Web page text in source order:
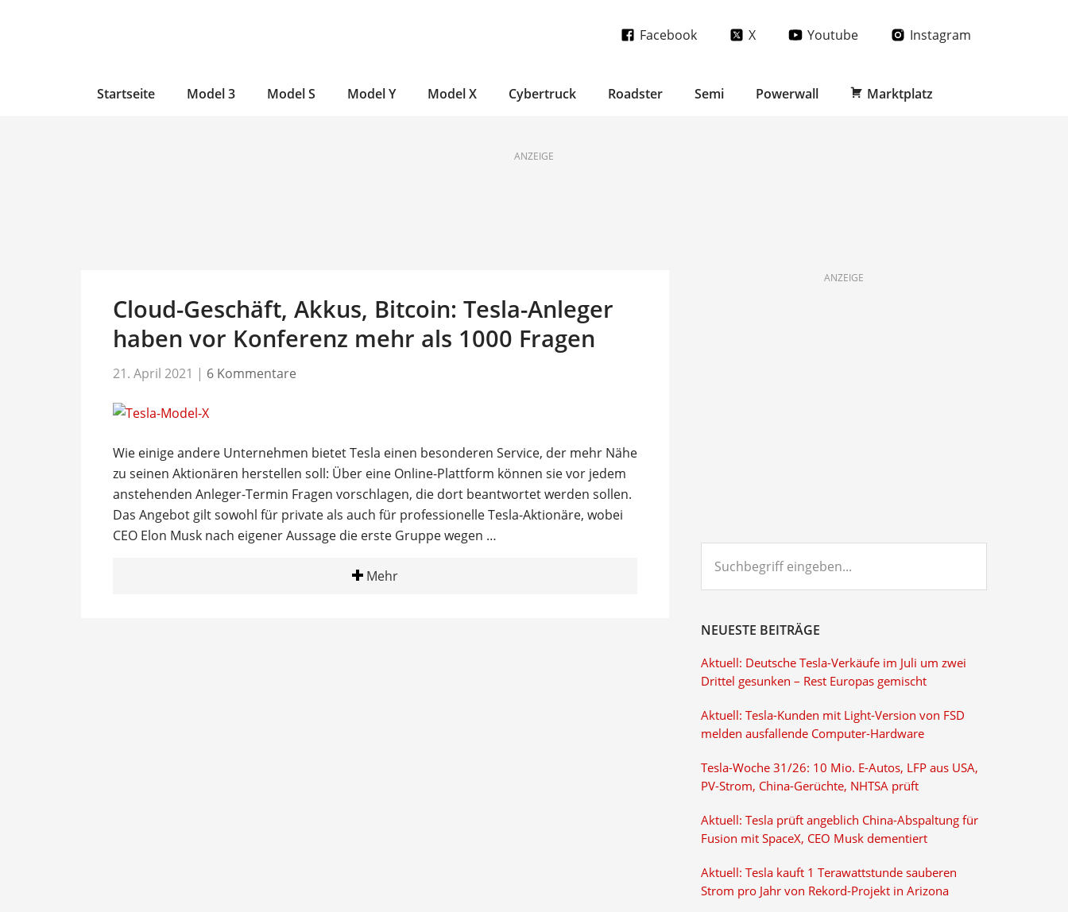
Facebook X Youtube Instagram
Startseite Model 3 Model S Model Y Model X Cybertruck Roadster Semi Powerwall Marktplatz
ANZEIGE
Cloud-Geschäft, Akkus, Bitcoin: Tesla-Anleger
haben vor Konferenz mehr als 1000 Fragen
21. April 2021 | 6 Kommentare
Wie einige andere Unternehmen bietet Tesla einen besonderen Service, der mehr Nähe
zu seinen Aktionären herstellen soll: Über eine Online-Plattform können sie vor jedem
anstehenden Anleger-Termin Fragen vorschlagen, die dort beantwortet werden sollen.
Das Angebot gilt sowohl für private als auch für professionelle Tesla-Aktionäre, wobei
CEO Elon Musk nach eigener Aussage die erste Gruppe wegen …
Mehr
ANZEIGE
eingeben...
NEUESTE BEITRÄGE
Aktuell: Deutsche Tesla-Verkäufe im Juli um zwei
Drittel gesunken – Rest Europas gemischt
Aktuell: Tesla-Kunden mit Light-Version von FSD
melden ausfallende Computer-Hardware
Tesla-Woche 31/26: 10 Mio. E-Autos, LFP aus USA,
PV-Strom, China-Gerüchte, NHTSA prüft
Aktuell: Tesla prüft angeblich China-Abspaltung für
Fusion mit SpaceX, CEO Musk dementiert
Aktuell: Tesla kauft 1 Terawattstunde sauberen
Strom pro Jahr von Rekord-Projekt in Arizona